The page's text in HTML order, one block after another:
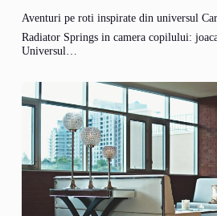
Aventuri pe roti inspirate din universul
Radiator Springs in camera copilului:
Universul…